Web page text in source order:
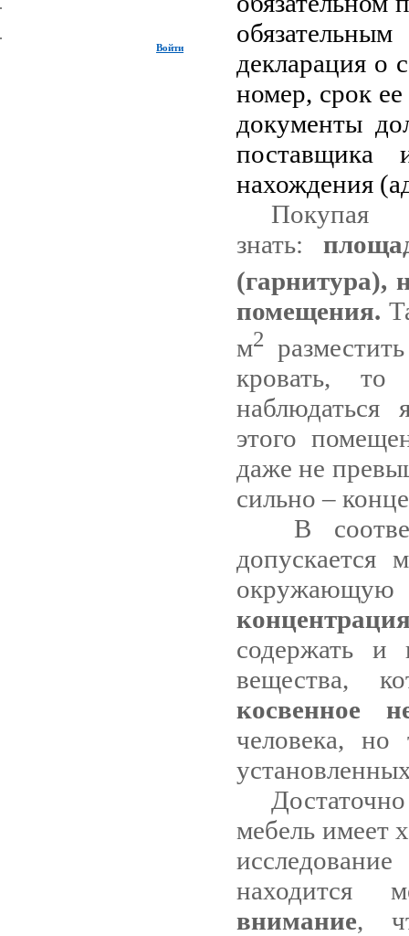
Войти
декларация о
номер, срок
документы
поставщика
нахождения
Покупая
знать:
(гарнитура),
помещения.
м2
кровать, то
наблюдаться
этого
даже не
сильно –
В
допускается
содержать и
вещества,
косвенное
человека,
мебель имеет
исследование
находится
внимание,